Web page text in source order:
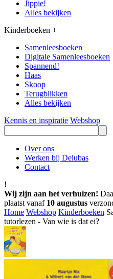
Jippie!
Alles bekijken
Kinderboeken +
Samenleesboeken
Digitale Samenleesboeken
Spannend!
Haas
Skoop
Terugblikken
Alles bekijken
Kennis en inspiratie Webshop
Over ons
Werken bij Delubas
Contact
!
Wij zijn aan het verhuizen!
plaatst vanaf 10 augustus
Home Webshop Kinderboeken
tutorlezen - Van wie is dat ei?